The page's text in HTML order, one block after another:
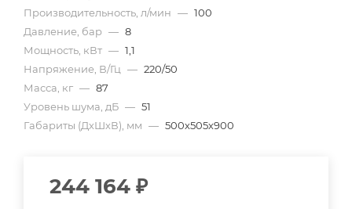
Производительность, л/мин — 100
Давление, бар — 8
Мощность, кВт — 1,1
Напряжение, В/Гц — 220/50
Масса, кг — 87
Уровень шума, дБ — 51
Габариты (ДхШхВ), мм — 500х505х900
244 164 ₽